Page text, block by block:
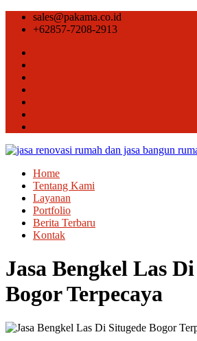
sales@pakama.co.id
+62857-7208-2913
Home
Tentang Kami
Layanan
Portfolio
Berita Terbaru
Kontak
Jasa Bengkel Las
Bogor Terpecaya